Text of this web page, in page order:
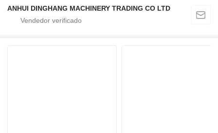
ANHUI DINGHANG MACHINERY TRADING CO LTD